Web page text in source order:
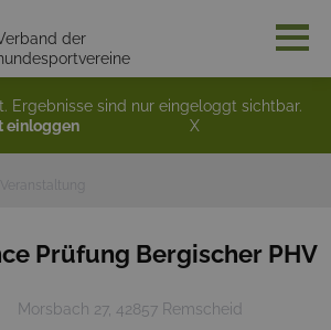
der
Ergebnisse sind nur eingeloggt sichtbar.
einloggen
X
Prüfung Bergischer PHV
Morsbach 27, 42857 Remscheid